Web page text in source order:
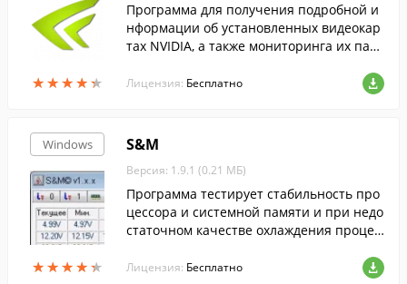
★★★★★
★★★★★
Программа для получения подробной и
нформации об установленных видеокар
тах NVIDIA, а также мониторинга их пар
Лицензия: Бесплатно
Windows
★★★★★
★★★★★
S&M
Версия: 1.9.1 (0.21 МБ)
Программа тестирует стабильность про
цессора и системной памяти и при недо
статочном качестве охлаждения процес
зависание компьютера.
Лицензия: Бесплатно